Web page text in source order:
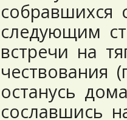
собравшихся
следующим
встречи на
чествования
останусь
сославшись